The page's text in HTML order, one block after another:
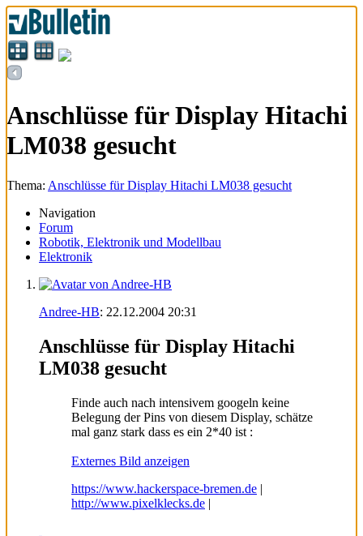
Anschlüsse für Display Hitachi
LM038 gesucht
Thema: Anschlüsse für Display Hitachi LM038 gesucht
Navigation
Forum
Robotik, Elektronik und Modellbau
Elektronik
Andree-HB: 22.12.2004 20:31
Anschlüsse für Display Hitachi
LM038 gesucht
Finde auch nach intensivem googeln keine
Belegung der Pins von diesem Display, schätze
mal ganz stark dass es ein 2*40 ist :
Externes Bild anzeigen
https://www.hackerspace-bremen.de |
http://www.pixelklecks.de |